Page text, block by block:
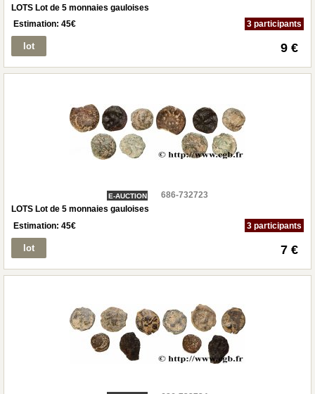
LOTS Lot de 5 monnaies gauloises
Estimation: 45€ 3 participants
lot 9 €
E-AUCTION
686-732723
LOTS Lot de 5 monnaies gauloises
Estimation: 45€ 3 participants
lot 7 €